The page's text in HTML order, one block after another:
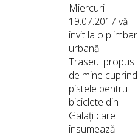
Miercuri
19.07.2017 vă
invit la o
urbană.
Traseul propus
de mine
pistele pentru
biciclete din
Galați care
însumează